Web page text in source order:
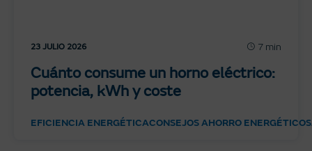
23 JULIO 2026 7 min
Cuánto consume un horno eléctrico:
potencia, kWh y coste
EFICIENCIA ENERGÉTICACONSEJOS AHORRO ENERGÉTICO